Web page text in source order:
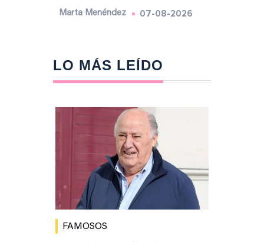
Marta Menéndez 07-08-2026
LO MÁS LEÍDO
FAMOSOS